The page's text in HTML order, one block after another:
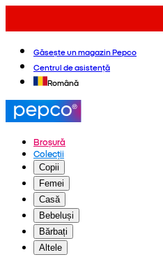
Găsește un magazin Pepco
Centrul de asistență
Română
Broșură
Colecții
Copii
Femei
Casă
Bebeluși
Bărbați
Altele